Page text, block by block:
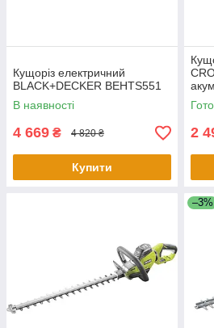
Кущоріз електричний
BLACK+DECKER BEHTS551
В наявності
4 669 ₴ 4 820 ₴
Купити
2
–3%